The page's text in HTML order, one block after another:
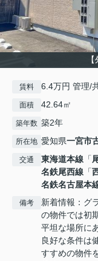
賃料 6.4万円 管理/
面積 42.64㎡
築年数 築2年
所在地 愛知県一宮市
交通 東海道本線 「
名鉄尾西線 「
名鉄名古屋本
備考
新着情報：グ
の物件では初
平坦な場所に
良好な条件は
すすめの物件